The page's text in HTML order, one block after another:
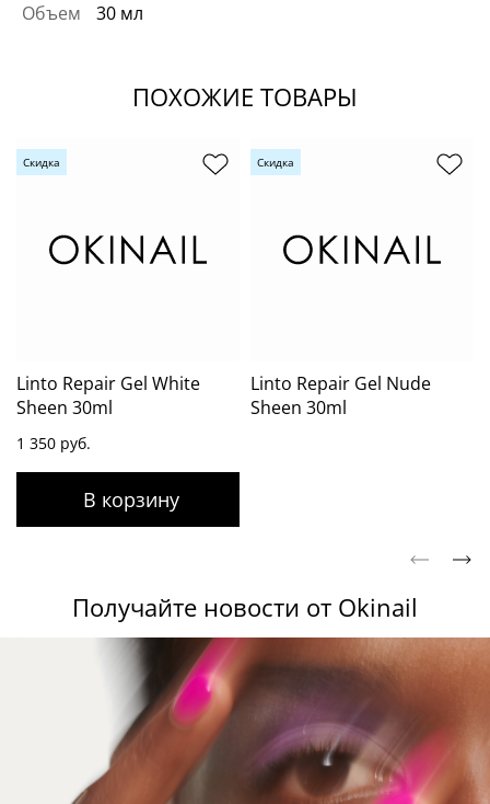
Объем
30 мл
ПОХОЖИЕ ТОВАРЫ
Скидка
Linto Repair Gel White
Sheen 30ml
1 350 руб.
Скидка
Linto Repair Gel Nude
Sheen 30ml
Получайте новости от Okinail